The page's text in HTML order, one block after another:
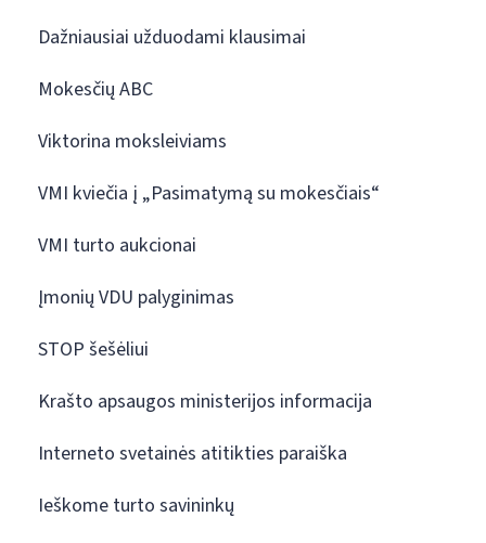
Dažniausiai užduodami klausimai
Mokesčių ABC
Viktorina moksleiviams
VMI kviečia į „Pasimatymą su mokesčiais“
VMI turto aukcionai
Įmonių VDU palyginimas
STOP šešėliui
Krašto apsaugos ministerijos informacija
Interneto svetainės atitikties paraiška
Ieškome turto savininkų